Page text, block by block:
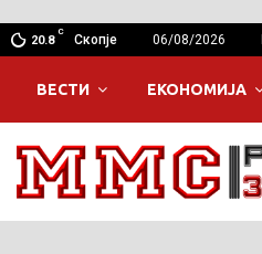
20.8
C
Скопје 06/08/2026
ВЕСТИ ЕКОНОМИЈА